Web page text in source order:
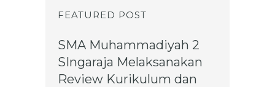
FEATURED POST
SMA Muhammadiyah 2
SIngaraja Melaksanakan
Review Kurikulum dan